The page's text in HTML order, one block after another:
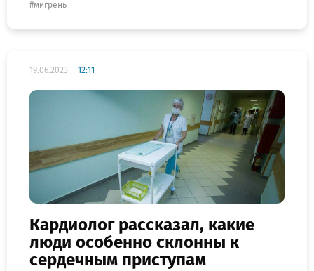
мигрень
19.06.2023 12:11
Кардиолог рассказал, какие
люди особенно склонны к
сердечным приступам